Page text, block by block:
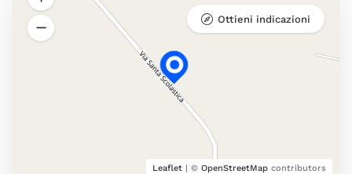
Leaflet | © OpenStreetMap contributors
Ottieni indicazioni